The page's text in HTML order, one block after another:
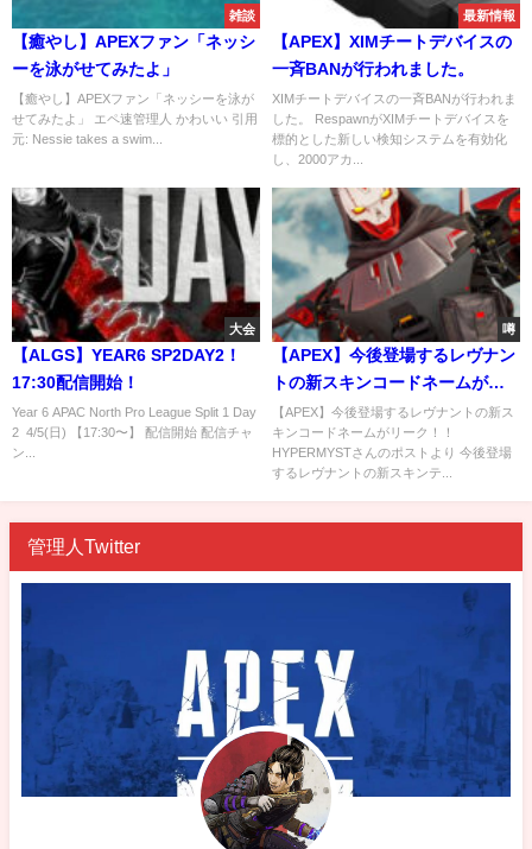
雑談
【癒やし】APEXファン「ネッシ
ーを泳がせてみたよ」
【癒やし】APEXファン「ネッシーを泳が
せてみたよ」 エペ速管理人 かわいい 引用
元: Nessie takes a swim...
最新情報
【APEX】XIMチートデバイスの
一斉BANが行われました。
XIMチートデバイスの一斉BANが行われま
した。 RespawnがXIMチートデバイスを
標的とした新しい検知システムを有効化
し、2000アカ...
大会
【ALGS】YEAR6 SP2DAY2！
17:30配信開始！
Year 6 APAC North Pro League Split 1 Day
2 4/5(日) 【17:30〜】 配信開始 配信チャ
ン...
噂
【APEX】今後登場するレヴナン
トの新スキンコードネームがリ
ーク！！
【APEX】今後登場するレヴナントの新ス
キンコードネームがリーク！！
HYPERMYSTさんのポストより 今後登場
するレヴナントの新スキンテ...
管理人Twitter